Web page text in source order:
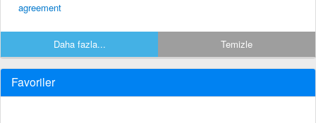
agreement
Daha fazla... Temizle
Favoriler